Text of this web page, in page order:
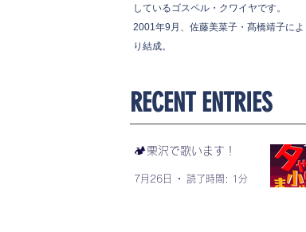
しているゴスペル・クワイヤです。
2001年9月、佐藤美菜子・髙橋靖子によ
り結成。
​RECENT ENTRIES
🏕️栗沢で歌います！
7月26日 読了時間: 1分